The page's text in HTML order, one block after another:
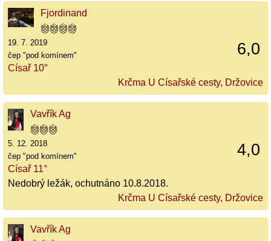
Fjordinand
6,0
19. 7. 2019
čep "pod komínem"
Císař 10°
Krčma U Císařské cesty, Držovice
Vavřík Ag
4,0
5. 12. 2018
čep "pod komínem"
Císař 11°
Nedobrý ležák, ochutnáno 10.8.2018.
Krčma U Císařské cesty, Držovice
Vavřík Ag